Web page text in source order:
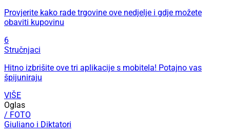
Provjerite kako rade trgovine ove nedjelje i gdje možete
obaviti kupovinu
6
Stručnjaci
Hitno izbrišite ove tri aplikacije s mobitela! Potajno vas
špijuniraju
VIŠE
Oglas
/ FOTO
Giuliano i Diktatori